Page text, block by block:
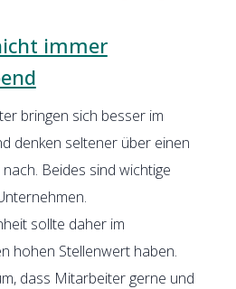
immer
bringen sich besser im
denken seltener über einen
Beides sind wichtige
sollte daher im
hohen Stellenwert haben.
dass Mitarbeiter gerne und